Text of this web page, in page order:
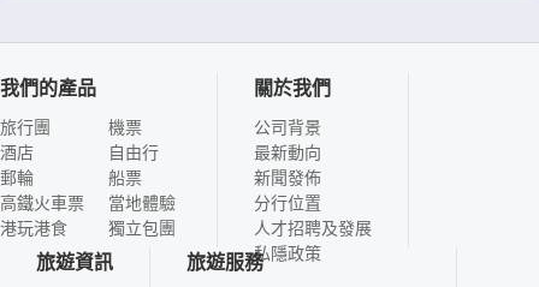
我們的產品
旅行團
酒店
郵輪
高鐵火車票
港玩港食
機票
自由行
船票
當地體驗
獨立包團
關於我們
公司背景
最新動向
新聞發佈
分行位置
人才招聘及發展
私隱政策
旅遊資訊 旅遊服務